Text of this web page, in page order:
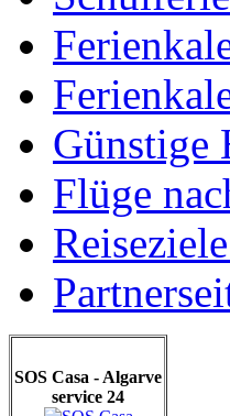
Günstige
Flüge
SOS Casa - Algarve
service 24